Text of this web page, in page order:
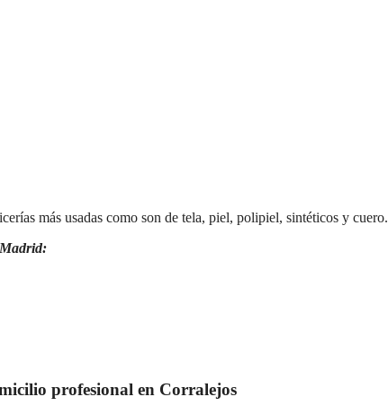
más usadas como son de tela, piel, polipiel, sintéticos y cuero.
profesional en Corralejos